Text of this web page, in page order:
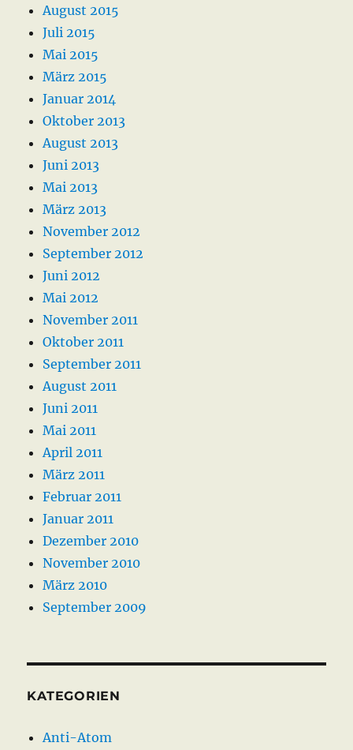
August 2015
Juli 2015
Mai 2015
März 2015
Januar 2014
Oktober 2013
August 2013
Juni 2013
Mai 2013
März 2013
November 2012
September 2012
Juni 2012
Mai 2012
November 2011
Oktober 2011
September 2011
August 2011
Juni 2011
Mai 2011
April 2011
März 2011
Februar 2011
Januar 2011
Dezember 2010
November 2010
März 2010
September 2009
KATEGORIEN
Anti-Atom